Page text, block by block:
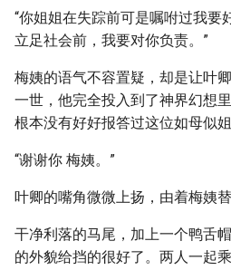
“你姐姐在失踪前可是嘱咐过我要
立足社会前，我要对你负责。”
梅姨的语气不容置疑，却是让叶
一世，他完全投入到了神界幻想
根本没有好好报答过这位如母似姐
“谢谢你 梅姨。”
叶卿的嘴角微微上扬，由着梅姨替
干净利落的马尾，加上一个鸭舌
的外貌给挡的很好了。两人一起